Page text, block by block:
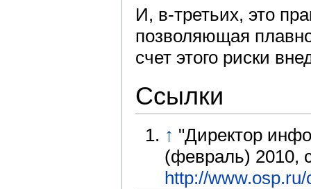
И, в-третьих, это
позволяющая
счет этого риски
Ссылки
↑ "Директор
(февраль) 2010,
http://